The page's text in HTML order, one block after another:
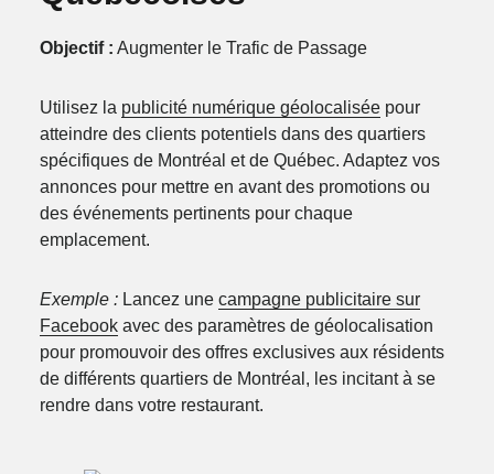
Objectif : Augmenter le Trafic de Passage
Utilisez la publicité numérique géolocaliséepour
atteindre des clients potentiels dans des quartiers
spécifiques de Montréal et de Québec. Adaptez vos
annonces pour mettre en avant des promotions ou
des événements pertinents pour chaque
emplacement.
Exemple :Lancez une campagne publicitaire sur
Facebookavec des paramètres de géolocalisation
pour promouvoir des offres exclusives aux résidents
de différents quartiers de Montréal, les incitant à se
rendre dans votre restaurant.